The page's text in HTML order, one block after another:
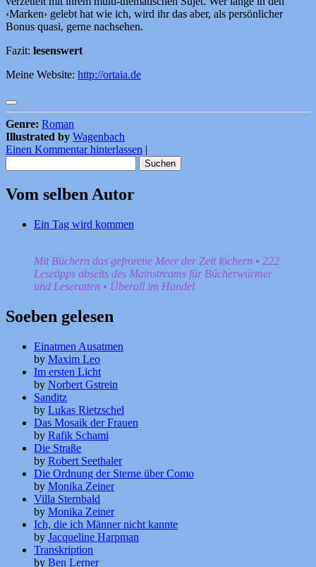
‹Marken› gelebt hat wie ich, wird ihr das aber, als persönlicher
Bonus quasi, gerne nachsehen.
Fazit: lesenswert
Meine Website: http://ortaia.de
Genre: Roman
Illustrated by Wagenbach
Einen Kommentar hinterlassen |
nach:
Vom selben Autor
Ein Tag wird kommen
Mit Büchern das gefrorene Meer der Zeit löchern • 222
Lesetipps abseits des Mainstreams für Bücherwürmer
und Leseratten • Überall im Handel
Soeben gelesen
Einatmen Ausatmen
by Maxim Leo
Im ersten Licht
by Norbert Gstrein
Sanditz
by Lukas Rietzschel
Das Mosaik der Frauen
by Rafik Schami
Die Straße
by Robert Seethaler
Die Ordnung der Sterne über Como
by Monika Zeiner
Villa Sternbald
by Monika Zeiner
Ich, die ich Männer nicht kannte
by Jacqueline Harpman
Transkription
by Ben Lerner